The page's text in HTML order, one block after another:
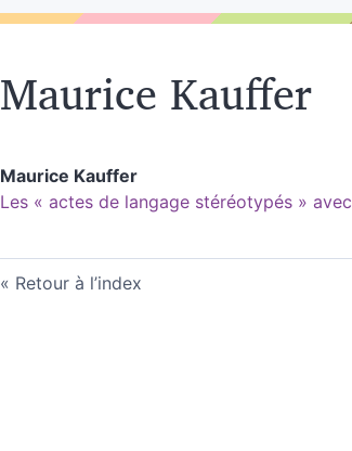
Maurice Kauffer
Maurice Kauffer
Les « actes de langage stéréotypés » avec
Retour à l’index